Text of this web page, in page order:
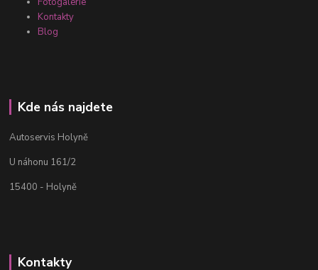
Kontakty
Blog
Kde nás najdete
Autoservis Holyně
U náhonu 161/2
15400 - Holyně
Kontakty